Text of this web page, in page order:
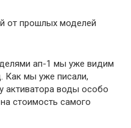
от прошлых моделей
ап-1 мы уже видим
Как мы уже писали,
активатора воды особо
стоимость самого